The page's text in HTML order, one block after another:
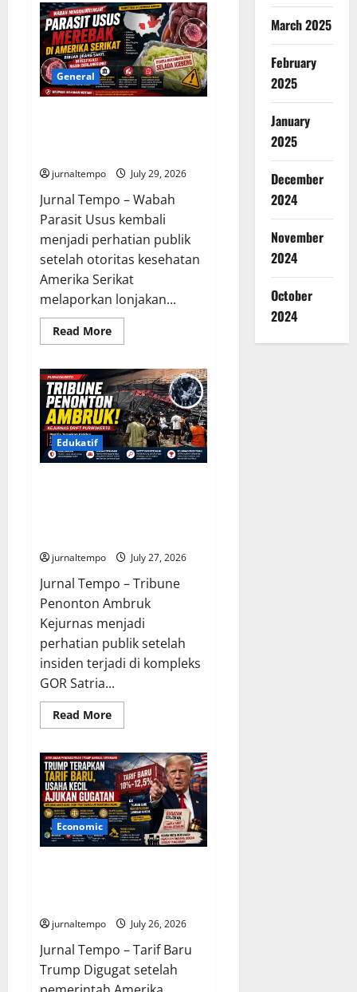
Keluarga
Kehilangan
9
Anggota
Sekaligus,
Tragedi
Rumah
Ambruk
di
General
jurnaltempo July 29, 2026
Jurnal Tempo – Wabah
Parasit Usus kembali
menjadi perhatian publik
setelah otoritas kesehatan
Amerika Serikat
melaporkan lonjakan...
Read MoreRead
more
Parasit
Usus
Merebak
di
Amerika
Serikat,
Ribuan
Kasus
Diselidiki
Edukatif
jurnaltempo July 27, 2026
Jurnal Tempo – Tribune
Penonton Ambruk
Kejurnas menjadi
perhatian publik setelah
insiden terjadi di kompleks
GOR Satria...
Read MoreRead
more
Penonton
Ambruk
di
Kejurnas
Drift
Purwokerto,
Panitia
Janjikan
Evaluasi
Economic
jurnaltempo July 26, 2026
Jurnal Tempo – Tarif Baru
Trump Digugat setelah
March 2025
February
2025
January
2025
December
2024
November
2024
October
2024